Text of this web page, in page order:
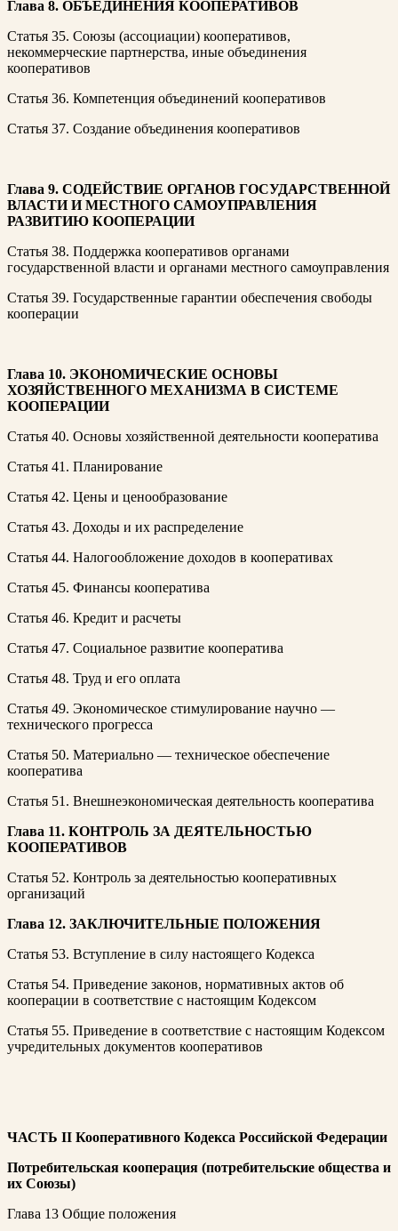
Глава 8. ОБЪЕДИНЕНИЯ КООПЕРАТИВОВ
Статья 35. Союзы (ассоциации) кооперативов,
некоммерческие партнерства, иные объединения
кооперативов
Статья 36. Компетенция объединений кооперативов
Статья 37. Создание объединения кооперативов
Глава 9. СОДЕЙСТВИЕ ОРГАНОВ ГОСУДАРСТВЕННОЙ
ВЛАСТИ И МЕСТНОГО САМОУПРАВЛЕНИЯ
РАЗВИТИЮ КООПЕРАЦИИ
Статья 38. Поддержка кооперативов органами
государственной власти и органами местного самоуправления
Статья 39. Государственные гарантии обеспечения свободы
кооперации
Глава 10. ЭКОНОМИЧЕСКИЕ ОСНОВЫ
ХОЗЯЙСТВЕННОГО МЕХАНИЗМА В СИСТЕМЕ
КООПЕРАЦИИ
Статья 40. Основы хозяйственной деятельности кооператива
Статья 41. Планирование
Статья 42. Цены и ценообразование
Статья 43. Доходы и их распределение
Статья 44. Налогообложение доходов в кооперативах
Статья 45. Финансы кооператива
Статья 46. Кредит и расчеты
Статья 47. Социальное развитие кооператива
Статья 48. Труд и его оплата
Статья 49. Экономическое стимулирование научно —
технического прогресса
Статья 50. Материально — техническое обеспечение
кооператива
Статья 51. Внешнеэкономическая деятельность кооператива
Глава 11. КОНТРОЛЬ ЗА ДЕЯТЕЛЬНОСТЬЮ
КООПЕРАТИВОВ
Статья 52. Контроль за деятельностью кооперативных
организаций
Глава 12. ЗАКЛЮЧИТЕЛЬНЫЕ ПОЛОЖЕНИЯ
Статья 53. Вступление в силу настоящего Кодекса
Статья 54. Приведение законов, нормативных актов об
кооперации в соответствие с настоящим Кодексом
Статья 55. Приведение в соответствие с настоящим Кодексом
учредительных документов кооперативов
ЧАСТЬ II Кооперативного Кодекса Российской Федерации
Потребительская кооперация (потребительские общества и
их Союзы)
Глава 13 Общие положения